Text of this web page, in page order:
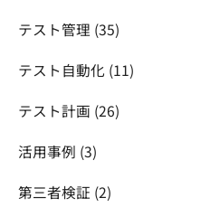
テスト管理 (35)
テスト自動化 (11)
テスト計画 (26)
活用事例 (3)
第三者検証 (2)